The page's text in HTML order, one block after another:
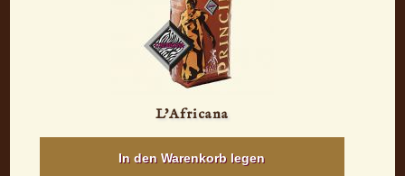
L'Africana
In den Warenkorb legen